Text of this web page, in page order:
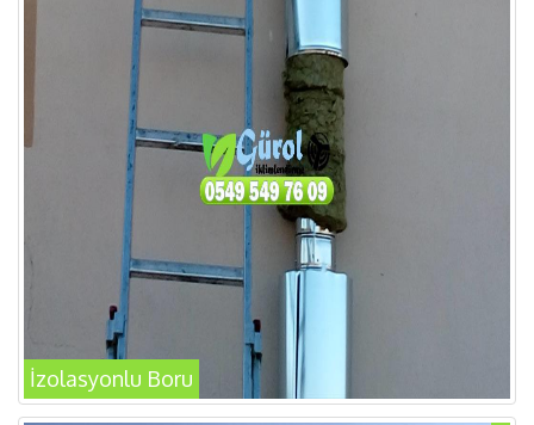
İzolasyonlu Boru